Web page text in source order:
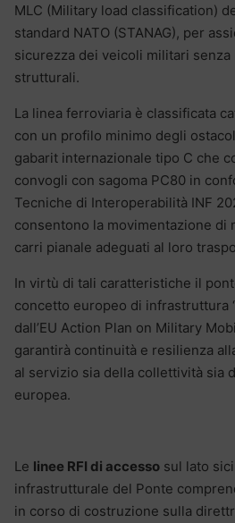
MLC (Military load classification)
standard NATO (STANAG), per
sicurezza dei veicoli militari
strutturali.
La linea ferroviaria è classificata
con un profilo minimo degli
gabarit internazionale tipo C che
convogli con sagoma PC80 in
Tecniche di Interoperabilità INF
consentono la movimentazione di
carri pianale adeguati al loro
In virtù di tali caratteristiche il
concetto europeo di infrastruttura
dall’EU Action Plan on Military
garantirà continuità e resilienza
al servizio sia della collettività sia
europea.
Le linee RFI di accesso sul lato
infrastrutturale del Ponte
in corso di costruzione sulla